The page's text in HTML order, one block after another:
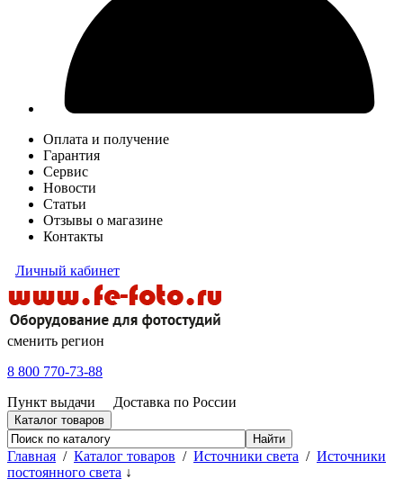
Оплата и получение
Гарантия
Сервис
Новости
Статьи
Отзывы о магазине
Контакты
Личный кабинет
сменить регион
8 800 770-73-88
Пункт выдачи
Доставка по России
Каталог товаров
Главная / Каталог товаров / Источники света / Источники
постоянного света ↓